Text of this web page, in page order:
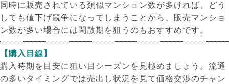
同時に販売されている類似マンション数が多ければ、どう
しても値下げ競争になってしまうことから、販売マンショ
ン数が多い場合には閑散期を狙うのもおすすめです。
【購入目線】
購入時期を目安に狙い目シーズンを見極めましょう。流通
の多いタイミングでは売出し状況を見て価格交渉のチャン